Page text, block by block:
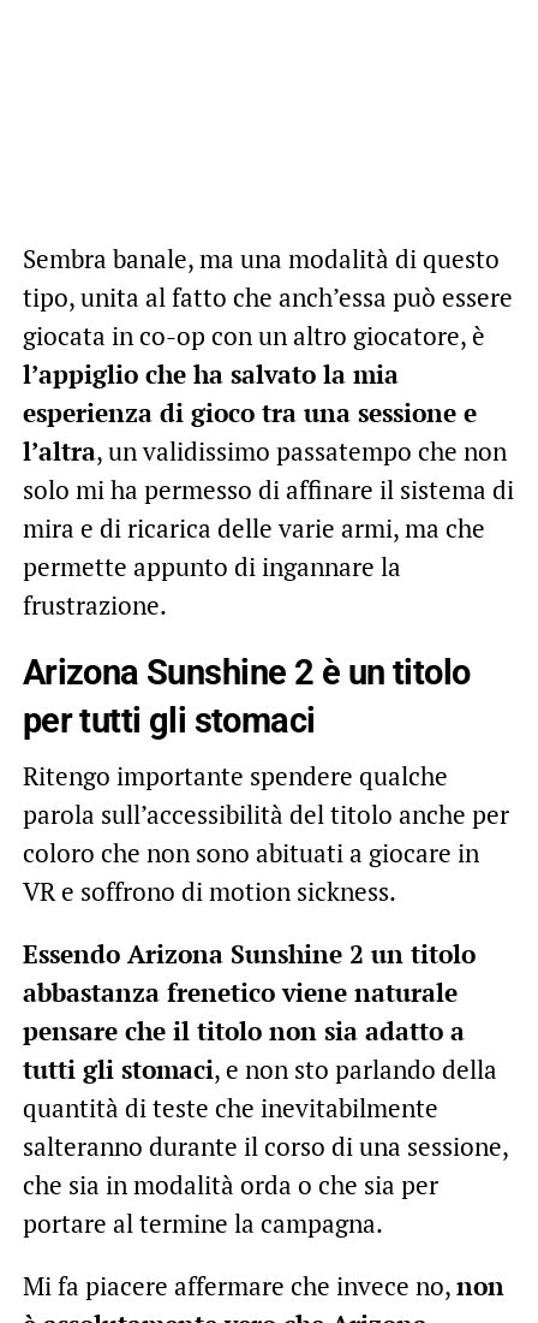
Sembra banale, ma una modalità di questo
tipo, unita al fatto che anch’essa può essere
giocata in co-op con un altro giocatore, è
l’appiglio che ha salvato la mia
esperienza di gioco tra una sessione e
l’altra, un validissimo passatempo che non
solo mi ha permesso di affinare il sistema di
mira e di ricarica delle varie armi, ma che
permette appunto di ingannare la
frustrazione.
Arizona Sunshine 2 è un titolo
per tutti gli stomaci
Ritengo importante spendere qualche
parola sull’accessibilità del titolo anche per
coloro che non sono abituati a giocare in
VR e soffrono di motion sickness.
Essendo Arizona Sunshine 2 un titolo
abbastanza frenetico viene naturale
pensare che il titolo non sia adatto a
tutti gli stomaci, e non sto parlando della
quantità di teste che inevitabilmente
salteranno durante il corso di una sessione,
che sia in modalità orda o che sia per
portare al termine la campagna.
Mi fa piacere affermare che invece no,non